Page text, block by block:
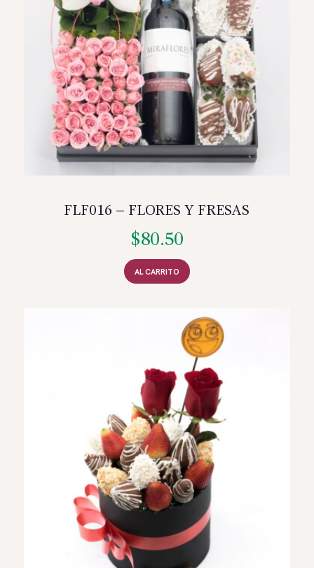
FLF016 – FLORES Y FRESAS
$80.50
AL CARRITO